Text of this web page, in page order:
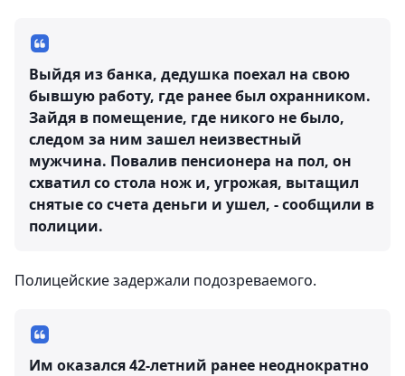
Выйдя из банка, дедушка поехал на свою
бывшую работу, где ранее был охранником.
Зайдя в помещение, где никого не было,
следом за ним зашел неизвестный
мужчина. Повалив пенсионера на пол, он
схватил со стола нож и, угрожая, вытащил
снятые со счета деньги и ушел, - сообщили в
полиции.
Полицейские задержали подозреваемого.
Им оказался 42-летний ранее неоднократно